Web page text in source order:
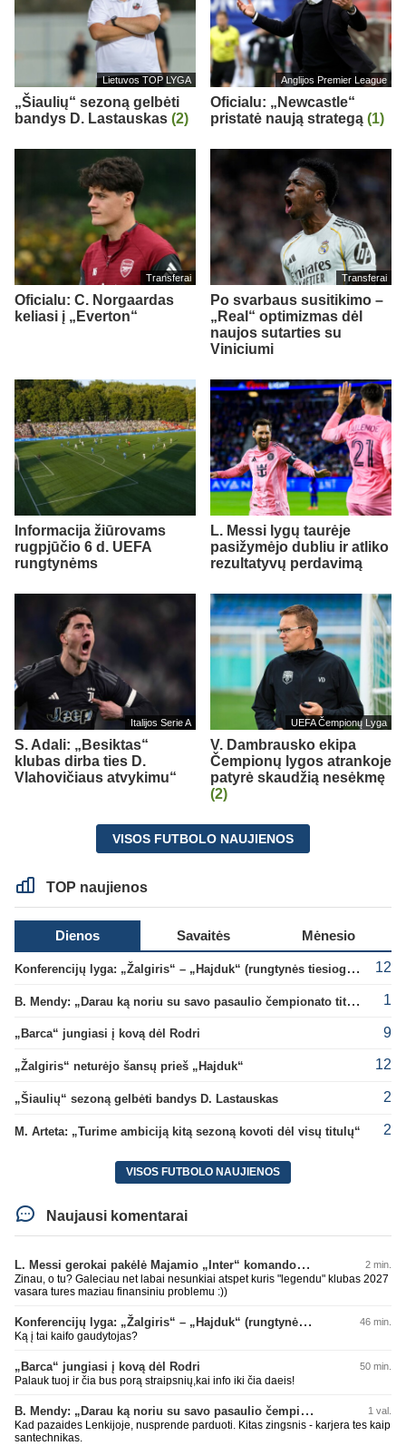
Lietuvos TOP LYGA
„Šiaulių“ sezoną gelbėti
bandys D. Lastauskas (2)
Anglijos Premier League
Oficialu: „Newcastle“
pristatė naują strategą (1)
Transferai
Oficialu: C. Norgaardas
keliasi į „Everton“
Transferai
Po svarbaus susitikimo –
„Real“ optimizmas dėl
naujos sutarties su
Viniciumi
Informacija žiūrovams
rugpjūčio 6 d. UEFA
rungtynėms
L. Messi lygų taurėje
pasižymėjo dubliu ir atliko
rezultatyvų perdavimą
Italijos Serie A
S. Adali: „Besiktas“
klubas dirba ties D.
Vlahovičiaus atvykimu“
UEFA Čempionų Lyga
V. Dambrausko ekipa
Čempionų lygos atrankoje
patyrė skaudžią nesėkmę
(2)
VISOS FUTBOLO NAUJIENOS
TOP naujienos
Dienos Savaitės Mėnesio
Konferencijų lyga: „Žalgiris“ – „Hajduk“ (rungtynės tiesiogiai) 12
B. Mendy: „Darau ką noriu su savo pasaulio čempionato titulu“ 1
„Barca“ jungiasi į kovą dėl Rodri 9
„Žalgiris“ neturėjo šansų prieš „Hajduk“ 12
„Šiaulių“ sezoną gelbėti bandys D. Lastauskas 2
M. Arteta: „Turime ambiciją kitą sezoną kovoti dėl visų titulų“ 2
VISOS FUTBOLO NAUJIENOS
Naujausi komentarai
L. Messi gerokai pakėlė Majamio „Inter“ komandos vertę 2 min.
Zinau, o tu? Galeciau net labai nesunkiai atspet kuris "legendu" klubas 2027
vasara tures maziau finansiniu problemu :))
Konferencijų lyga: „Žalgiris“ – „Hajduk“ (rungtynės tiesiogiai) 46 min.
Ką į tai kaifo gaudytojas?
„Barca“ jungiasi į kovą dėl Rodri 50 min.
Palauk tuoj ir čia bus porą straipsnių,kai info iki čia daeis!
B. Mendy: „Darau ką noriu su savo pasaulio čempionato titulu“ 1 val.
Kad pazaides Lenkijoje, nusprende parduoti. Kitas zingsnis - karjera tes kaip
santechnikas.